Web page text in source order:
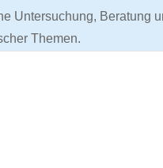
Untersuchung, Beratung
Themen.